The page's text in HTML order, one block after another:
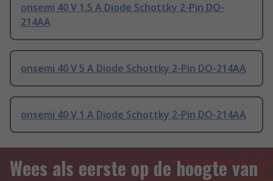
onsemi 40 V 1.5 A Diode Schottky 2-Pin DO-
214AA
onsemi 40 V 5 A Diode Schottky 2-Pin DO-214AA
onsemi 40 V 1 A Diode Schottky 2-Pin DO-214AA
Wees als eerste op de hoogte van